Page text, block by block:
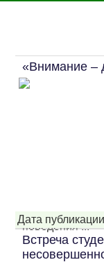
«Внимание –
поведения ...
Дата
Встреча